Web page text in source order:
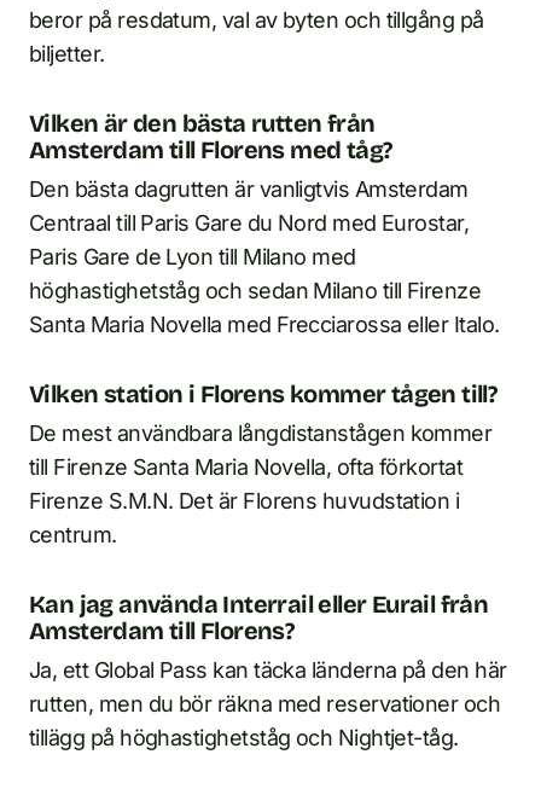
beror på resdatum, val av byten och tillgång på
biljetter.
Vilken är den bästa rutten från
Amsterdam till Florens med tåg?
Den bästa dagrutten är vanligtvis Amsterdam
Centraal till Paris Gare du Nord med Eurostar,
Paris Gare de Lyon till Milano med
höghastighetståg och sedan Milano till Firenze
Santa Maria Novella med Frecciarossa eller Italo.
Vilken station i Florens kommer tågen till?
De mest användbara långdistanstågen kommer
till Firenze Santa Maria Novella, ofta förkortat
Firenze S.M.N. Det är Florens huvudstation i
centrum.
Kan jag använda Interrail eller Eurail från
Amsterdam till Florens?
Ja, ett Global Pass kan täcka länderna på den här
rutten, men du bör räkna med reservationer och
tillägg på höghastighetståg och Nightjet-tåg.